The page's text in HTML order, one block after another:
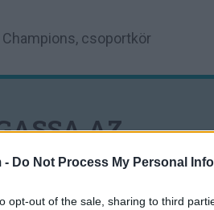
- Do Not Process My Personal
opt-out of the sale, sharing to third
csoportkör
AZ
-OT